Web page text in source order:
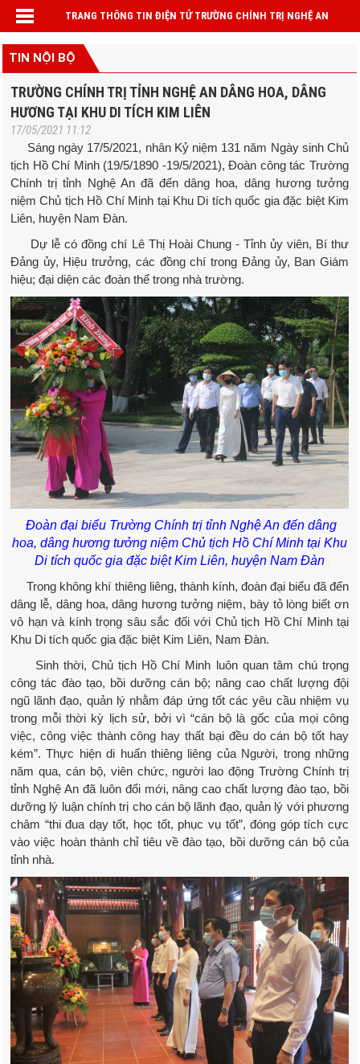
TRANG THÔNG TIN ĐIỆN TỬ TRƯỜNG CHÍNH TRỊ NGHỆ AN
TIN NỘI BỘ
TRƯỜNG CHÍNH TRỊ TỈNH NGHỆ AN DÂNG HOA, DÂNG
HƯƠNG TẠI KHU DI TÍCH KIM LIÊN
17/05/2021 11:12
Sáng ngày 17/5/2021, nhân Kỷ niệm 131 năm Ngày sinh Chủ
tịch Hồ Chí Minh (19/5/1890 -19/5/2021), Đoàn công tác Trường
Chính trị tỉnh Nghệ An đã đến dâng hoa, dâng hương tưởng
niệm Chủ tịch Hồ Chí Minh tại Khu Di tích quốc gia đặc biệt Kim
Liên, huyện Nam Đàn.
Dự lễ có đồng chí Lê Thị Hoài Chung - Tỉnh ủy viên, Bí thư
Đảng ủy, Hiệu trưởng, các đồng chí trong Đảng ủy, Ban Giám
hiệu; đại diện các đoàn thể trong nhà trường.
Đoàn đại biểu Trường Chính trị tỉnh Nghệ An đến dâng
hoa, dâng hương tưởng niệm Chủ tịch Hồ Chí Minh tại Khu
Di tích quốc gia đặc biệt Kim Liên, huyện Nam Đàn
Trong không khí thiêng liêng, thành kính, đoàn đại biểu đã đến
dâng lễ, dâng hoa, dâng hương tưởng niệm, bày tỏ lòng biết ơn
vô hạn và kính trọng sâu sắc đối với Chủ tịch Hồ Chí Minh tại
Khu Di tích quốc gia đặc biệt Kim Liên, Nam Đàn.
Sinh thời, Chủ tịch Hồ Chí Minh luôn quan tâm chú trọng
công tác đào tạo, bồi dưỡng cán bộ; nâng cao chất lượng đội
ngũ lãnh đạo, quản lý nhằm đáp ứng tốt các yêu cầu nhiệm vụ
trong mỗi thời kỳ lịch sử, bởi vì “cán bộ là gốc của mọi công
việc, công việc thành công hay thất bại đều do cán bộ tốt hay
kém”. Thực hiện di huấn thiêng liêng của Người, trong những
năm qua, cán bộ, viên chức, người lao động Trường Chính trị
tỉnh Nghệ An đã luôn đổi mới, nâng cao chất lượng đào tạo, bồi
dưỡng lý luận chính trị cho cán bộ lãnh đạo, quản lý với phương
châm “thi đua dạy tốt, học tốt, phục vụ tốt”, đóng góp tích cực
vào việc hoàn thành chỉ tiêu về đào tạo, bồi dưỡng cán bộ của
tỉnh nhà.